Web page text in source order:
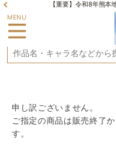
【重要】令和8年熊
MENU
申し訳ございません。
ご指定の商品は販売終了
す。